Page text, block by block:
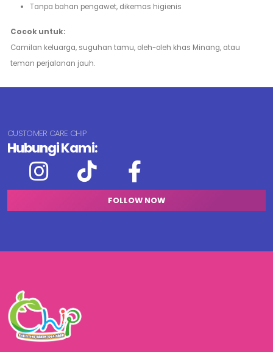
Tanpa bahan pengawet, dikemas higienis
Cocok untuk:
Camilan keluarga, suguhan tamu, oleh-oleh khas Minang, atau
teman perjalanan jauh.
CUSTOMER CARE CHIP
Hubungi Kami:
FOLLOW NOW